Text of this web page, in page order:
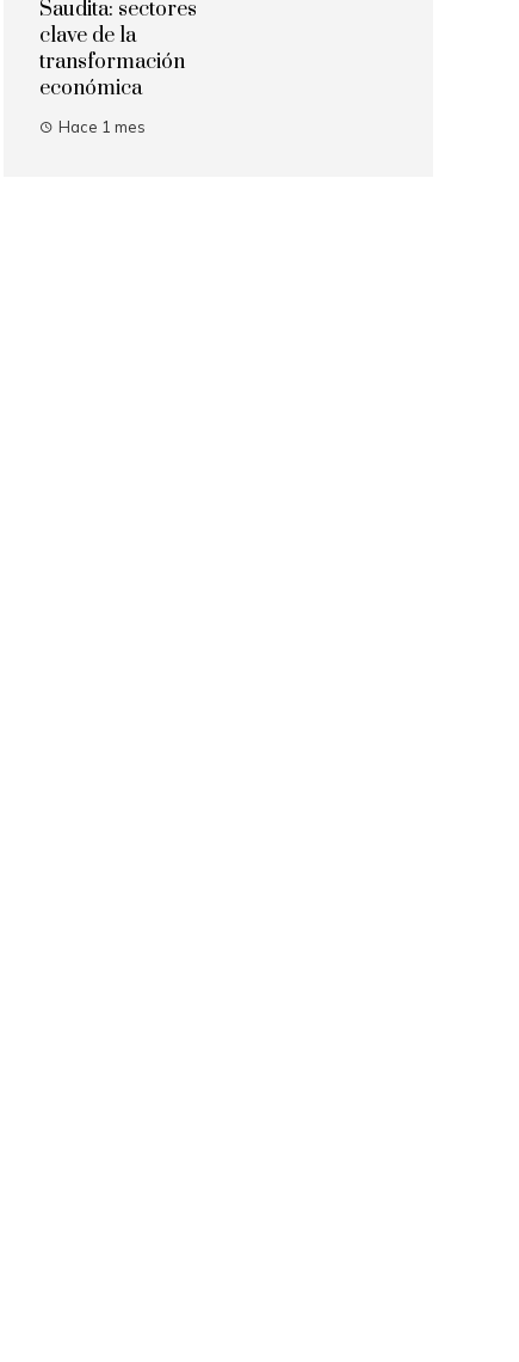
Saudita: sectores
clave de la
transformación
económica
Hace 1 mes